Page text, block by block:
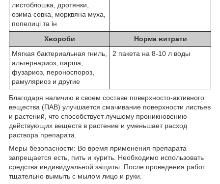
листоблошка, дротянки,
озима совка, морквяна муха,
попелиці та ін
Хвороби
Норма витрати
Мягкая бактериальная гниль,
альтернариоз, парша,
фузариоз, пероноспороз,
рамуляриоз и другие
2 пакета на 8-10 л воды
Благодаря наличию в своем составе поверхносто-активного
вещества (ПАВ) улучшается смачивание поверхности листьев
и растений, что способствует лучшему проникновению
действующих веществ в растение и уменьшает расход
раствора препарата.
Меры безопасности: Во время применения препарата
запрещается есть, пить и курить. Необходимо использовать
средства индивидуальной защиты. После проведения работ
тщательно вымыть с мылом лицо и руки.